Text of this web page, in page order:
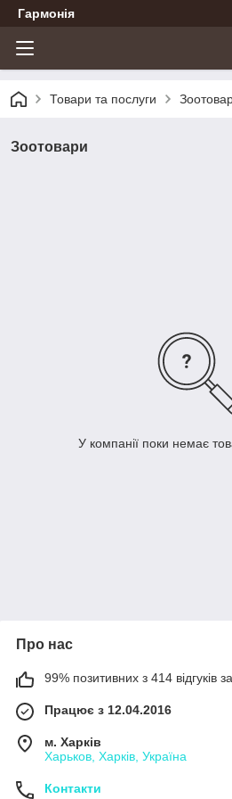
Гармонія
Товари та послуги
Зоотовари
У компанії поки немає
Про нас
99% позитивних з 414 відгуків
Працює з 12.04.2016
м. Харків
Харьков, Харків, Україна
Контакти